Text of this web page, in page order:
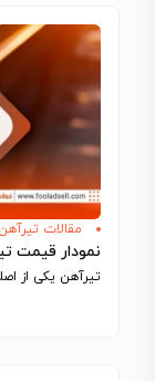
مقالات
نمودار قیمت